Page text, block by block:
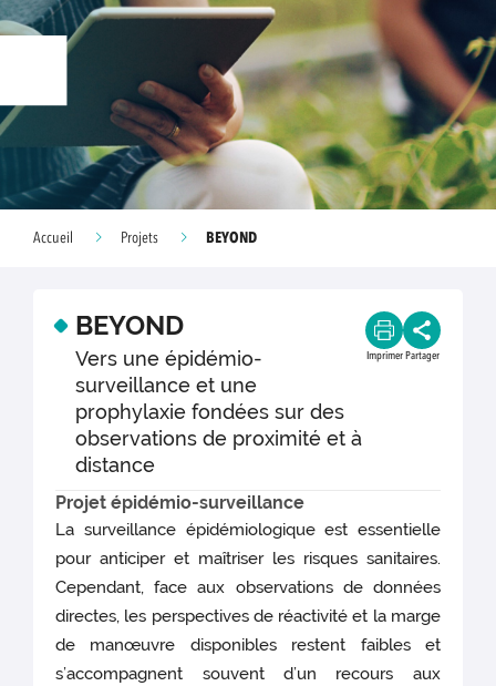
Accueil Projets BEYOND
BEYOND
Vers une épidémio-
surveillance et une
prophylaxie fondées sur des
observations de proximité et à
distance
Imprimer Partager
Projet épidémio-surveillance
La surveillance épidémiologique est essentielle
pour anticiper et maîtriser les risques sanitaires.
Cependant, face aux observations de données
directes, les perspectives de réactivité et la marge
de manœuvre disponibles restent faibles et
s’accompagnent souvent d’un recours aux